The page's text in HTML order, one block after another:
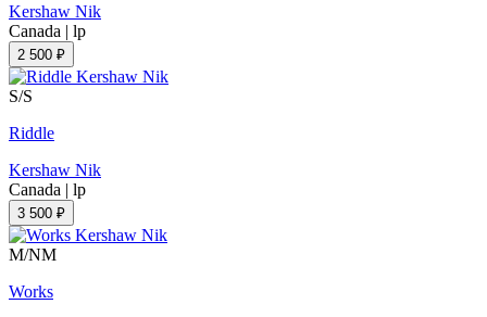
Kershaw Nik
Canada | lp
2 500 ₽
S/S
Riddle
Kershaw Nik
Canada | lp
3 500 ₽
M/NM
Works